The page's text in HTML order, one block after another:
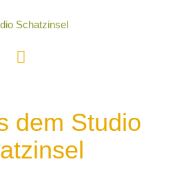
dem Studio